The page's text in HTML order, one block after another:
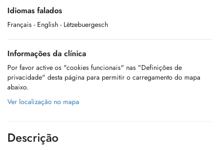
Idiomas falados
Français - English - Lëtzebuergesch
Informações da clínica
Por favor active os "cookies funcionais" nas "Definições de
privacidade" desta página para permitir o carregamento do mapa
abaixo.
Ver localização no mapa
Descrição